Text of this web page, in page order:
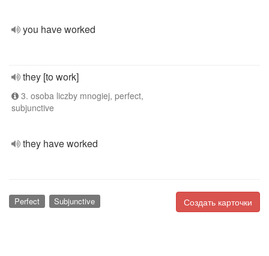
you have worked
they [to work]
3. osoba liczby mnogiej, perfect,
subjunctive
they have worked
Создать карточки
Perfect Subjunctive